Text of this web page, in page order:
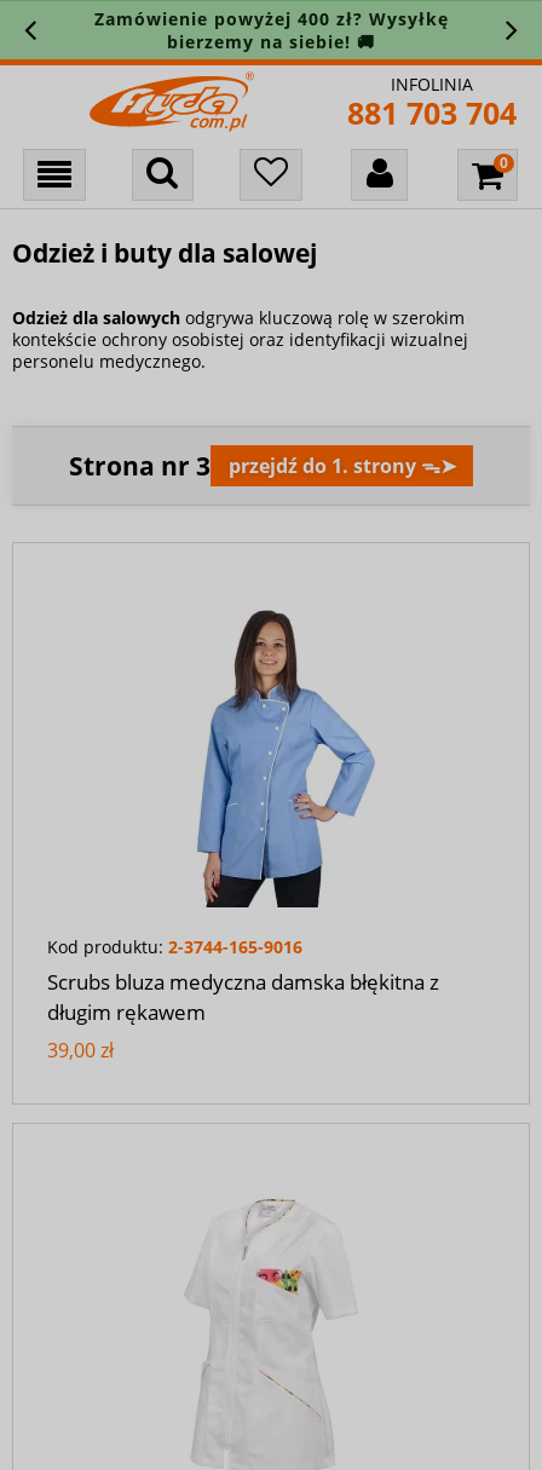
Zamówienie powyżej 400 zł? Wysyłkę
bierzemy na siebie! 🚚
INFOLINIA
881 703 704
Odzież i buty dla salowej
Odzież dla salowych odgrywa kluczową rolę w szerokim
kontekście ochrony osobistej oraz identyfikacji wizualnej
personelu medycznego.
Strona nr 3 przejdź do 1. strony ᯓ➤
Kod produktu: 2-3744-165-9016
Scrubs bluza medyczna damska błękitna z
długim rękawem
39,00 zł